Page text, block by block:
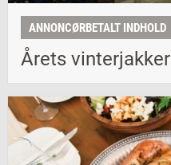
ANNONCØRBETALT INDHOLD
Årets vinterjakker